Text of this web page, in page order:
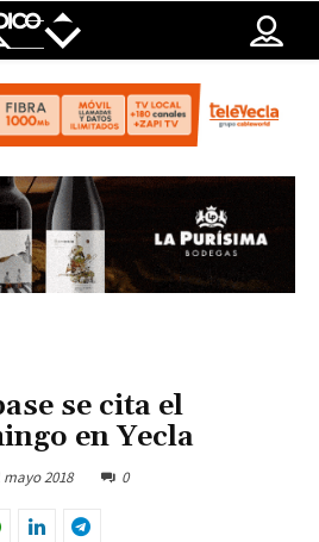
se cita el
en Yecla
mayo 2018 0